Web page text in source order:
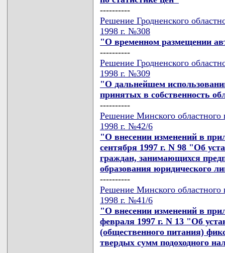
----------
Решение Гродненского
1998 г. №308
"О временном размещении
----------
Решение Гродненского
1998 г. №309
"О дальнейшем
принятых в собственность
----------
Решение Минского областного
1998 г. №42/6
"О внесении изменений в
сентября 1997 г. N 98 "Об
граждан, занимающихся
образования юридического
----------
Решение Минского областного
1998 г. №41/6
"О внесении изменений в
февраля 1997 г. N 13 "Об
(общественного питания)
твердых сумм подоходного